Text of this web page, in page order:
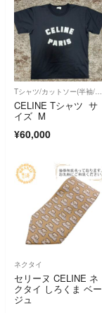
Tシャツ/カットソー(半袖/袖なし)
CELINE Tシャツ サ
イズ M
¥60,000
ネクタイ
セリーヌ CELINE ネ
クタイ しろくま ベー
ジュ